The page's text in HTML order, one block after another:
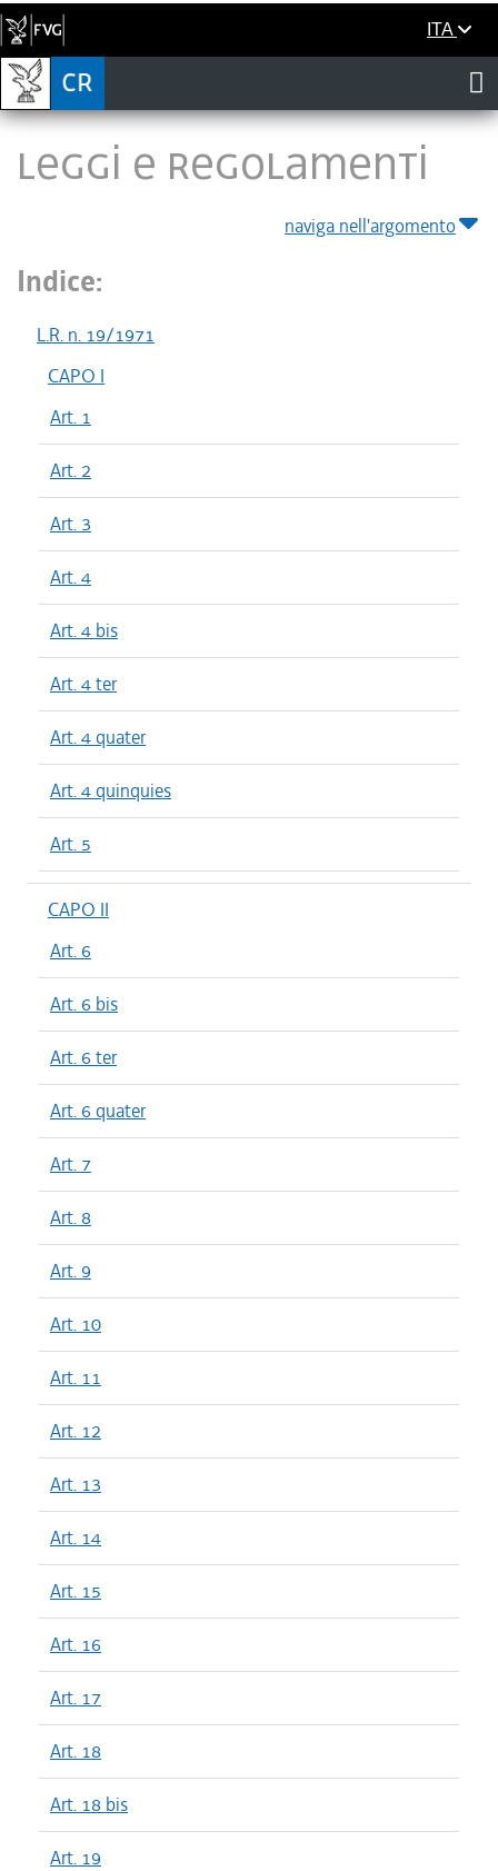
ITA
LEGGI E REGOLAMENTI
naviga nell'argomento
Indice:
L.R. n. 19/1971
CAPO I
Art. 1
Art. 2
Art. 3
Art. 4
Art. 4 bis
Art. 4 ter
Art. 4 quater
Art. 4 quinquies
Art. 5
CAPO II
Art. 6
Art. 6 bis
Art. 6 ter
Art. 6 quater
Art. 7
Art. 8
Art. 9
Art. 10
Art. 11
Art. 12
Art. 13
Art. 14
Art. 15
Art. 16
Art. 17
Art. 18
Art. 18 bis
Art. 19